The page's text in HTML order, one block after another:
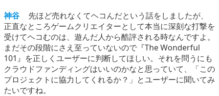
神谷
先ほど売れなくてヘコんだという話をしましたが、
正直なところゲームクリエイターとして本当に深刻な打撃を
受けてヘコむのは、遊んだ人から酷評される時なんですよ。
まだその段階にさえ至っていないので『The Wonderful
101』を正しくユーザーに判断してほしい。それを問うにも
クラウドファンディングはいいのかなと思っていて、「この
プロジェクトに協力してくれるか？」とユーザーに聞いてみ
たいですね。